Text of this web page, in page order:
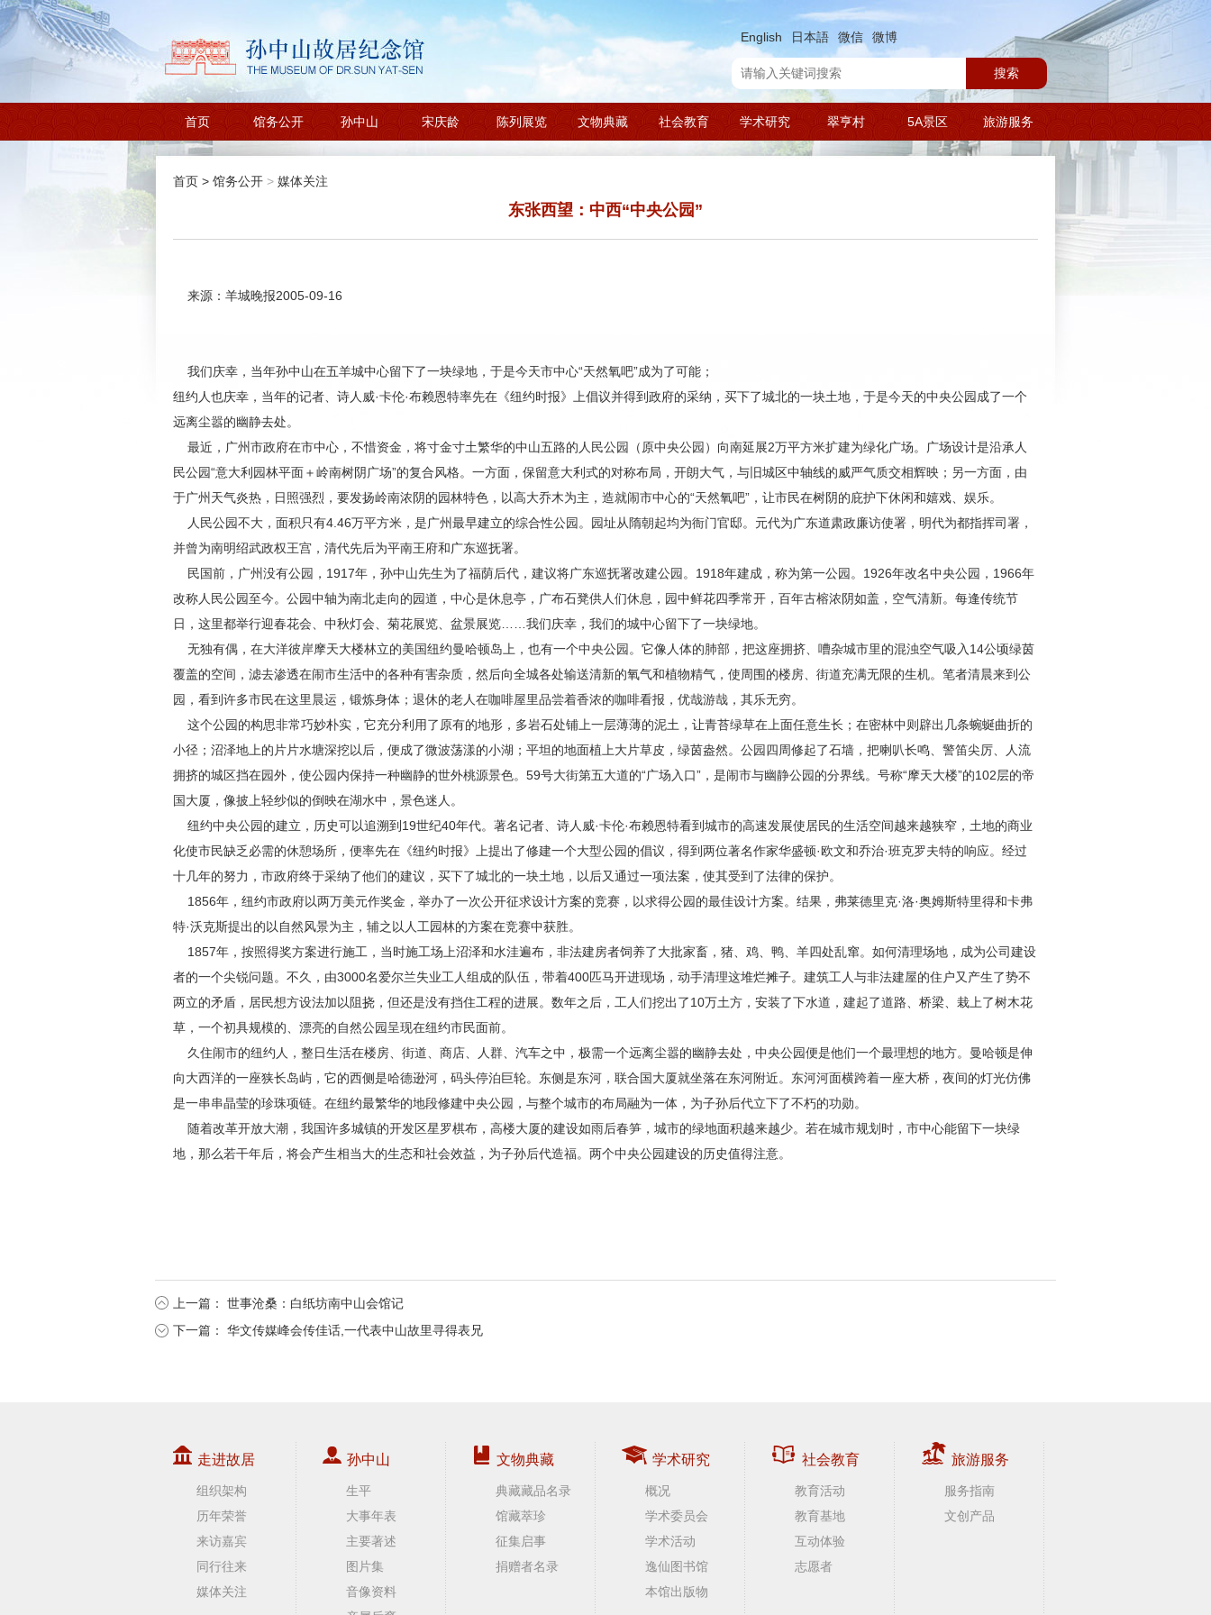
English 日本語 微信 微博
搜索
首页 馆务公开 孙中山 宋庆龄 陈列展览 文物典藏 社会教育 学术研究 翠亨村 5A景区 旅游服务
首页 > 馆务公开 > 媒体关注
东张西望：中西“中央公园”
来源：羊城晚报2005-09-16
我们庆幸，当年孙中山在五羊城中心留下了一块绿地，于是今天市中心“天然氧吧”成为了可能；
纽约人也庆幸，当年的记者、诗人威·卡伦·布赖恩特率先在《纽约时报》上倡议并得到政府的采纳，买下了城北的一块土地，于是今天的中央公园成了一个
远离尘嚣的幽静去处。
最近，广州市政府在市中心，不惜资金，将寸金寸土繁华的中山五路的人民公园（原中央公园）向南延展2万平方米扩建为绿化广场。广场设计是沿承人
民公园“意大利园林平面＋岭南树阴广场”的复合风格。一方面，保留意大利式的对称布局，开朗大气，与旧城区中轴线的威严气质交相辉映；另一方面，由
于广州天气炎热，日照强烈，要发扬岭南浓阴的园林特色，以高大乔木为主，造就闹市中心的“天然氧吧”，让市民在树阴的庇护下休闲和嬉戏、娱乐。
人民公园不大，面积只有4.46万平方米，是广州最早建立的综合性公园。园址从隋朝起均为衙门官邸。元代为广东道肃政廉访使署，明代为都指挥司署，
并曾为南明绍武政权王宫，清代先后为平南王府和广东巡抚署。
民国前，广州没有公园，1917年，孙中山先生为了福荫后代，建议将广东巡抚署改建公园。1918年建成，称为第一公园。1926年改名中央公园，1966年
改称人民公园至今。公园中轴为南北走向的园道，中心是休息亭，广布石凳供人们休息，园中鲜花四季常开，百年古榕浓阴如盖，空气清新。每逢传统节
日，这里都举行迎春花会、中秋灯会、菊花展览、盆景展览……我们庆幸，我们的城中心留下了一块绿地。
无独有偶，在大洋彼岸摩天大楼林立的美国纽约曼哈顿岛上，也有一个中央公园。它像人体的肺部，把这座拥挤、嘈杂城市里的混浊空气吸入14公顷绿茵
覆盖的空间，滤去渗透在闹市生活中的各种有害杂质，然后向全城各处输送清新的氧气和植物精气，使周围的楼房、街道充满无限的生机。笔者清晨来到公
园，看到许多市民在这里晨运，锻炼身体；退休的老人在咖啡屋里品尝着香浓的咖啡看报，优哉游哉，其乐无穷。
这个公园的构思非常巧妙朴实，它充分利用了原有的地形，多岩石处铺上一层薄薄的泥土，让青苔绿草在上面任意生长；在密林中则辟出几条蜿蜒曲折的
小径；沼泽地上的片片水塘深挖以后，便成了微波荡漾的小湖；平坦的地面植上大片草皮，绿茵盎然。公园四周修起了石墙，把喇叭长鸣、警笛尖厉、人流
拥挤的城区挡在园外，使公园内保持一种幽静的世外桃源景色。59号大街第五大道的“广场入口”，是闹市与幽静公园的分界线。号称“摩天大楼”的102层的帝
国大厦，像披上轻纱似的倒映在湖水中，景色迷人。
纽约中央公园的建立，历史可以追溯到19世纪40年代。著名记者、诗人威·卡伦·布赖恩特看到城市的高速发展使居民的生活空间越来越狭窄，土地的商业
化使市民缺乏必需的休憩场所，便率先在《纽约时报》上提出了修建一个大型公园的倡议，得到两位著名作家华盛顿·欧文和乔治·班克罗夫特的响应。经过
十几年的努力，市政府终于采纳了他们的建议，买下了城北的一块土地，以后又通过一项法案，使其受到了法律的保护。
1856年，纽约市政府以两万美元作奖金，举办了一次公开征求设计方案的竞赛，以求得公园的最佳设计方案。结果，弗莱德里克·洛·奥姆斯特里得和卡弗
特·沃克斯提出的以自然风景为主，辅之以人工园林的方案在竞赛中获胜。
1857年，按照得奖方案进行施工，当时施工场上沼泽和水洼遍布，非法建房者饲养了大批家畜，猪、鸡、鸭、羊四处乱窜。如何清理场地，成为公司建设
者的一个尖锐问题。不久，由3000名爱尔兰失业工人组成的队伍，带着400匹马开进现场，动手清理这堆烂摊子。建筑工人与非法建屋的住户又产生了势不
两立的矛盾，居民想方设法加以阻挠，但还是没有挡住工程的进展。数年之后，工人们挖出了10万土方，安装了下水道，建起了道路、桥梁、栽上了树木花
草，一个初具规模的、漂亮的自然公园呈现在纽约市民面前。
久住闹市的纽约人，整日生活在楼房、街道、商店、人群、汽车之中，极需一个远离尘嚣的幽静去处，中央公园便是他们一个最理想的地方。曼哈顿是伸
向大西洋的一座狭长岛屿，它的西侧是哈德逊河，码头停泊巨轮。东侧是东河，联合国大厦就坐落在东河附近。东河河面横跨着一座大桥，夜间的灯光仿佛
是一串串晶莹的珍珠项链。在纽约最繁华的地段修建中央公园，与整个城市的布局融为一体，为子孙后代立下了不朽的功勋。
随着改革开放大潮，我国许多城镇的开发区星罗棋布，高楼大厦的建设如雨后春笋，城市的绿地面积越来越少。若在城市规划时，市中心能留下一块绿
地，那么若干年后，将会产生相当大的生态和社会效益，为子孙后代造福。两个中央公园建设的历史值得注意。
上一篇： 世事沧桑：白纸坊南中山会馆记
下一篇： 华文传媒峰会传佳话,一代表中山故里寻得表兄
走进故居
组织架构
历年荣誉
来访嘉宾
同行往来
媒体关注
孙中山
生平
大事年表
主要著述
图片集
音像资料
文物典藏
典藏藏品名录
馆藏萃珍
征集启事
捐赠者名录
学术研究
概况
学术委员会
学术活动
逸仙图书馆
本馆出版物
社会教育
教育活动
教育基地
互动体验
志愿者
旅游服务
服务指南
文创产品